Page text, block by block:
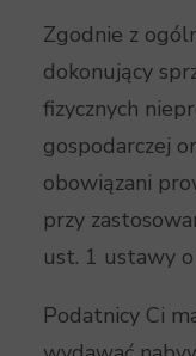
Zgodnie z
dokonujący
fizycznych
gospodarczej
obowiązani
przy
ust. 1 ustawy
Podatnicy Ci